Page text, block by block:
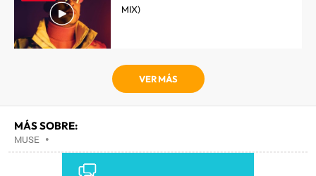
MIX)
VER MÁS
MÁS SOBRE:
MUSE •